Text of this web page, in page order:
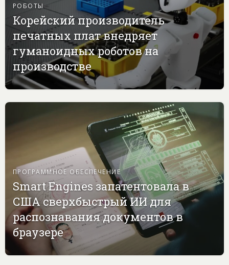
РОБОТЫ
Корейский производитель
печатных плат внедряет
гуманоидных роботов на
производстве
ПРОГРАММНОЕ ОБЕСПЕЧЕНИЕ
Smart Engines запатентовала в
США сверхбыстрый ИИ для
распознавания документов в
браузере